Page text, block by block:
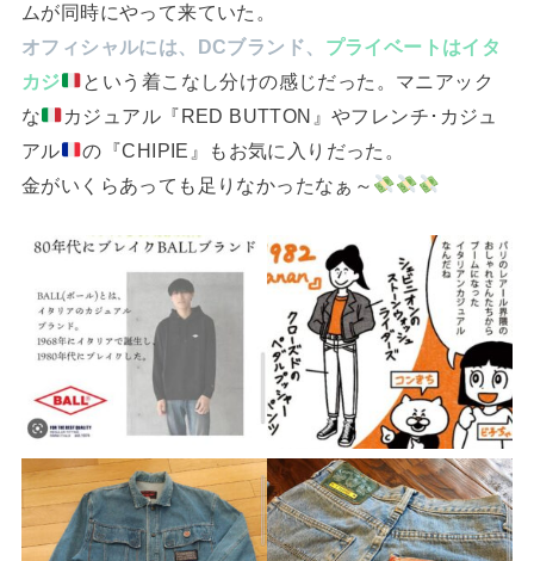
ムが同時にやって来ていた。
オフィシャルには、DCブランド、 プライベートはイタ
カジ
という着こなし分けの感じだった。マニアック
な
カジュアル『RED BUTTON』やフレンチ･カジュ
アル
の『CHIPIE』もお気に入りだった。
金がいくらあっても足りなかったなぁ～